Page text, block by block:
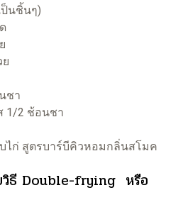
ป็นชิ้นๆ)
ชา
1/2 ช้อนชา
ไก่ สูตรบาร์บีคิวหอมกลิ่นสโมค
วิธี Double-frying หรือ